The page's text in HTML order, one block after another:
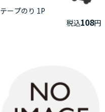
テープのり 1P
税込108円